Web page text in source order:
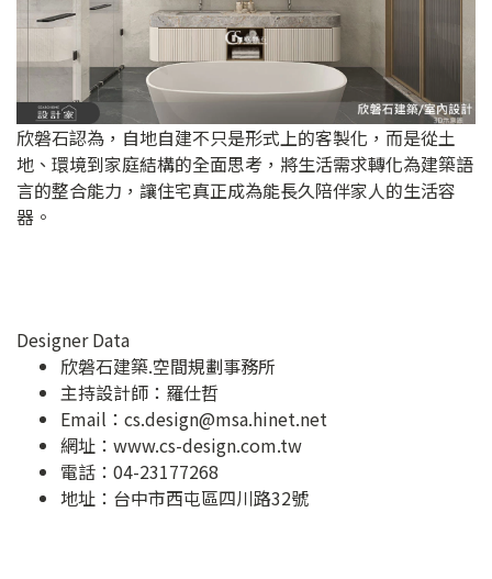
欣磐石認為，自地自建不只是形式上的客製化，而是從土
地、環境到家庭結構的全面思考，將生活需求轉化為建築語
言的整合能力，讓住宅真正成為能長久陪伴家人的生活容
器。
Designer Data
欣磐石建築.空間規劃事務所
主持設計師：羅仕哲
Email： cs.design@msa.hinet.net
網址： www.cs-design.com.tw
電話：04-23177268
地址： 台中市西屯區四川路32號